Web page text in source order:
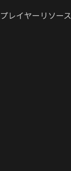
プレイヤーリソース